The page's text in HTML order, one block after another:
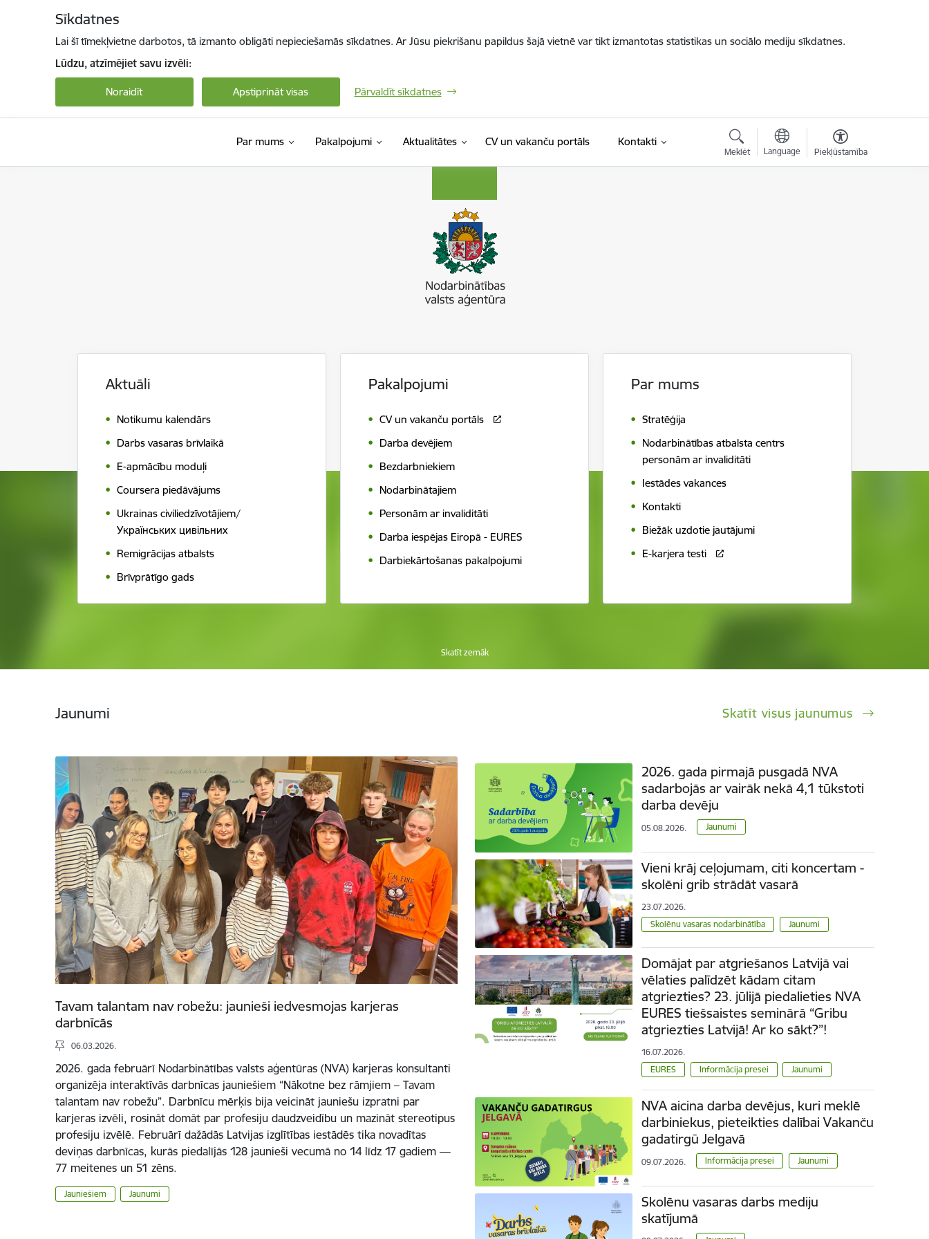
Sīkdatnes
Lai šī tīmekļvietne darbotos, tā izmanto obligāti nepieciešamās sīkdatnes. Ar Jūsu piekrišanu papildus šajā vietnē var tikt izmantotas statistikas un sociālo mediju sīkdatnes.
Lūdzu, atzīmējiet savu izvēli:
Noraidīt Apstiprināt visas Pārvaldīt sīkdatnes
Par mums Pakalpojumi Aktualitātes CV un vakanču portāls(Ārējā saite)
Kontakti
Meklēt Language Piekļūstamība
Aktuāli
Notikumu kalendār s
Darbs vasaras brīvlaikā
E-apmācību moduļi
Coursera piedāvājums
Ukrainas civiliedzīvotājiem/
Українських цивільних
Remigrācijas atbalsts
Brīvprātīgo gads
Pakalpojumi
CV un vakanču portāls
Darba devējiem
Bezdarbniekiem
Nodarbinātajiem
Personām ar invaliditāti
Darba iespējas Eiropā - EURES
Darbiekārtošanas pakalpojumi
Par mums
Stratēģija
Nodarbinātības atbalsta centrs
personām ar invaliditāti
Iestādes vakances
Kontakti
Biežāk uzdotie jautājumi
E-karjera testi
Skatīt zemāk
Jaunumi Skatīt visus jaunumus
Tavam talantam nav robežu: jaunieši iedvesmojas karjeras
darbnīcās
06.03.2026.
2026. gada februārī Nodarbinātības valsts aģentūras (NVA) karjeras konsultanti
organizēja interaktīvās darbnīcas jauniešiem “Nākotne bez rāmjiem – Tavam
talantam nav robežu”. Darbnīcu mērķis bija veicināt jauniešu izpratni par
karjeras izvēli, rosināt domāt par profesiju daudzveidību un mazināt stereotipus
profesiju izvēlē. Februārī dažādās Latvijas izglītības iestādēs tika novadītas
deviņas darbnīcas, kurās piedalījās 128 jaunieši vecumā no 14 līdz 17 gadiem —
77 meitenes un 51 zēns.
Jauniešiem Jaunumi
2026. gada pirmajā pusgadā NVA
sadarbojās ar vairāk nekā 4,1 tūkstoti
darba devēju
05.08.2026. Jaunumi
Vieni krāj ceļojumam, citi koncertam -
skolēni grib strādāt vasarā
23.07.2026.
Skolēnu vasaras nodarbinātība
Jaunumi
Domājat par atgriešanos Latvijā vai
vēlaties palīdzēt kādam citam
atgriezties? 23. jūlijā piedalieties NVA
EURES tiešsaistes seminārā “Gribu
atgriezties Latvijā! Ar ko sākt?”!
16.07.2026.
EURES
Informācija presei Jaunumi
NVA aicina darba devējus, kuri meklē
darbiniekus, pieteikties dalībai Vakanču
gadatirgū Jelgavā
09.07.2026. Informācija presei Jaunumi
Skolēnu vasaras darbs mediju
skatījumā